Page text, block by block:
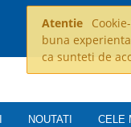
Atentie
buna
ca sunteti de
NOUTATI CELE